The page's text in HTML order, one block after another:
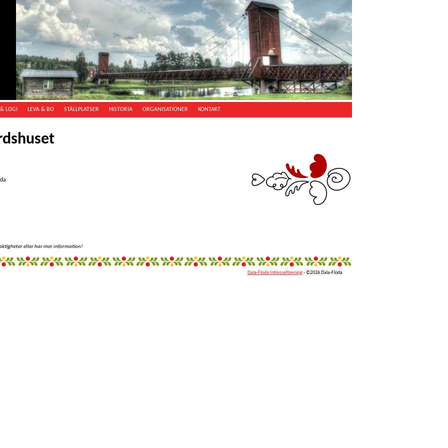
LOGI LEVA & BO STÄLLPLATSER HISTORIA ORGANISATIONER KONTAKT
eller har mer information!
Dala-Floda Intresseförening- ©2026 Dala-Floda